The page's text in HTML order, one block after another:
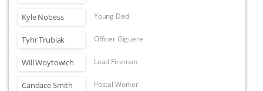
Kyle Nobess Young Dad
Tyhr Trubiak Officer Giguere
Will Woytowich Lead Fireman
Candace Smith
Postal Worker